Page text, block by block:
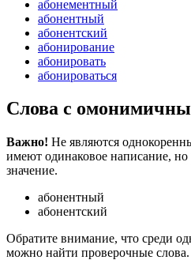
абонементный
абонентный
абонентский
абонирование
абонировать
абонироваться
Слова с
Важно! Не являются
имеют одинаковое написание, но
значение.
абонентный
абонентский
Обратите внимание, что среди
можно найти проверочные слова.